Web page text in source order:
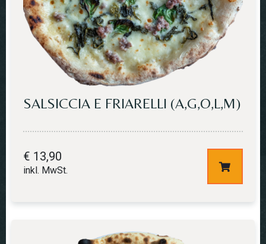
SALSICCIA E FRIARELLI (A,G,O,L,M)
€ 13,90
inkl. MwSt.